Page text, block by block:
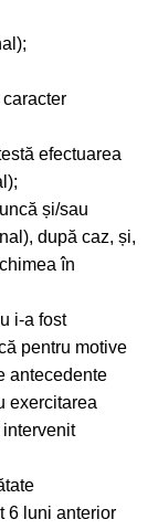
efectuarea
și/sau
după caz, și,
în
i-a fost
pentru motive
antecedente
exercitarea
6 luni anterior